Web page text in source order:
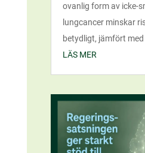
ovanlig form av icke-
lungcancer minskar
betydligt, jämfört med
LÄS MER